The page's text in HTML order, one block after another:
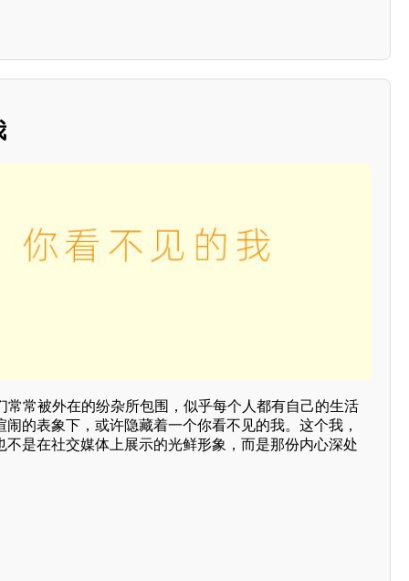
常常被外在的纷杂所包围，似乎每个人都有自己的生活
的表象下，或许隐藏着一个你看不见的我。这个我，
不是在社交媒体上展示的光鲜形象，而是那份内心深处